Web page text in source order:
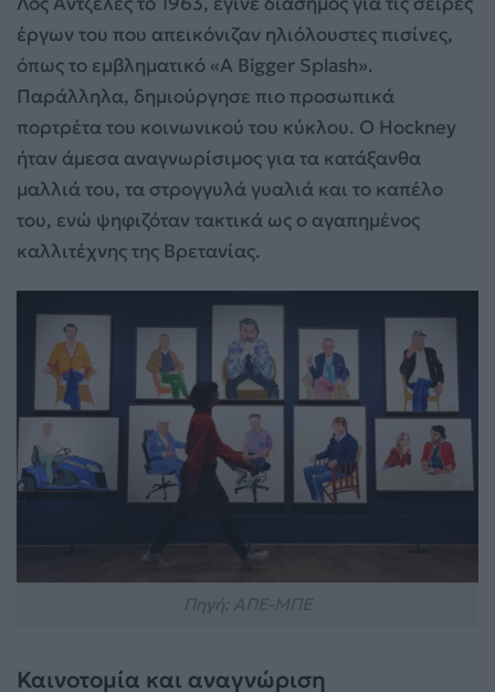
έργων του που απεικόνιζαν ηλιόλουστες πισίνες,
όπως το εμβληματικό «A Bigger Splash».
Παράλληλα, δημιούργησε πιο προσωπικά
πορτρέτα του κοινωνικού του κύκλου. Ο Hockney
ήταν άμεσα αναγνωρίσιμος για τα κατάξανθα
μαλλιά του, τα στρογγυλά γυαλιά και το καπέλο
του, ενώ ψηφιζόταν τακτικά ως ο αγαπημένος
καλλιτέχνης της Βρετανίας.
Καινοτομία και αναγνώριση